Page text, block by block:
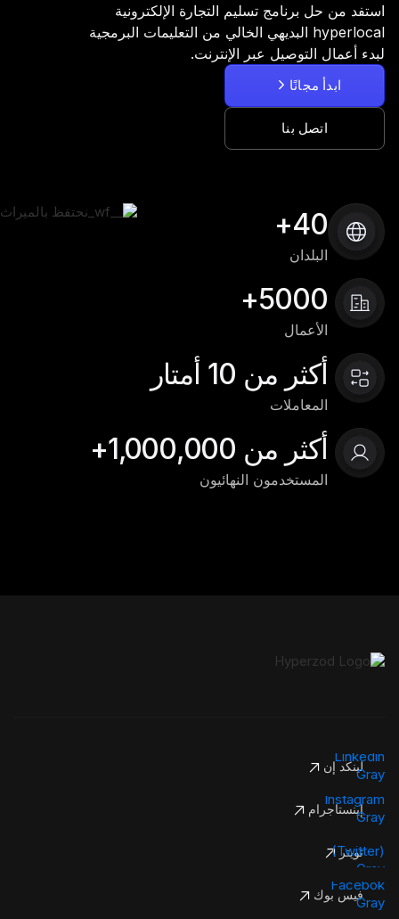
استفد من حل برنامج تسليم التجارة الإلكترونية
hyperlocal البديهي الخالي من التعليمات البرمجية
لبدء أعمال التوصيل عبر الإنترنت.
ابدأ مجانًا
اتصل بنا
40+
البلدان
5000+
الأعمال
أكثر من 10 أمتار
المعاملات
أكثر من 1,000,000+
المستخدمون النهائيون
لينكد إن
إينستاجرام
تويتر
فيس بوك